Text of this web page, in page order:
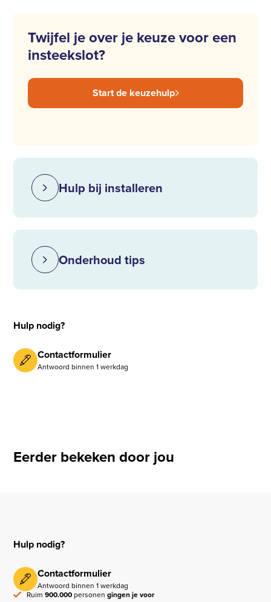
Twijfel je over je keuze voor een
insteekslot?
Start de keuzehulp
Hulp bij installeren
Onderhoud tips
Hulp nodig?
Contactformulier
Antwoord binnen 1 werkdag
Eerder bekeken door jou
Hulp nodig?
Contactformulier
Antwoord binnen 1 werkdag
Ruim900.000personengingen je voor